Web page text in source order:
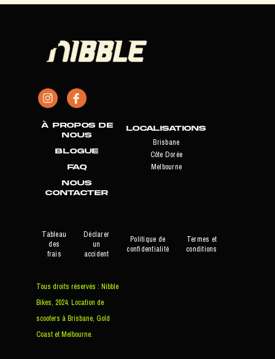
À propos de
nous
Blogue
FAQ
NOUS
CONTACTER
Localisations
Brisbane
Côte Dorée
Melbourne
Tableau
des
frais
Déclarer
un
accident
Politique de
confidentialité
Termes et
conditions
Tous droits réservés : Nibble
Bikes, 2024. Location de
scooters à Brisbane, Gold
Coast et Melbourne.